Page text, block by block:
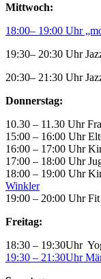
Mittwoch:
18:00– 19:00 Uhr
19:30– 20:30 Uhr
20:30– 21:30 Uhr
Donnerstag:
10.30 – 11.30 Uhr
15:00 – 16:00 Uhr
16:00 – 17:00 Uhr
17:00 – 18:00 Uhr
18:00 – 19:00 Uhr
Winkler
19:00 – 20:00 Uhr
Freitag:
18:30 – 19:30Uhr
19:30 – 21:30Uhr